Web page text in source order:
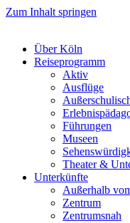
Zum Inhalt springen
Über Köln
Reiseprogramm
Aktiv
Ausflüge
Führungen
Museen
Theater &
Unterkünfte
Außerhalb
Zentrum
Zentrumsnah